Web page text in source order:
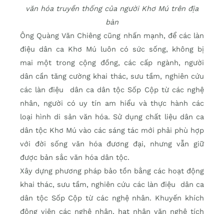
văn hóa truyền thống của người Khơ Mú trên địa
bàn
Ông Quàng Văn Chiêng cũng nhấn mạnh, để các làn
điệu dân ca Khơ Mú luôn có sức sống, không bị
mai một trong cộng đồng, các cấp ngành, người
dân cần tăng cường khai thác, sưu tầm, nghiên cứu
các làn điệu dân ca dân tộc Sốp Cộp từ các nghệ
nhân, người có uy tín am hiểu và thực hành các
loại hình di sản văn hóa. Sử dụng chất liệu dân ca
dân tộc Khơ Mú vào các sáng tác mới phải phù hợp
với đời sống văn hóa đương đại, nhưng vẫn giữ
được bản sắc văn hóa dân tộc.
Xây dựng phương pháp bảo tồn bằng các hoạt động
khai thác, sưu tầm, nghiên cứu các làn điệu dân ca
dân tộc Sốp Cộp từ các nghệ nhân. Khuyến khích
động viên các nghệ nhân, hạt nhân văn nghệ tích